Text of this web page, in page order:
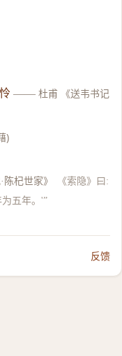
—— 杜甫 《送韦书记
)
陈杞世家》
《索隐》曰:
五年。'”
反馈